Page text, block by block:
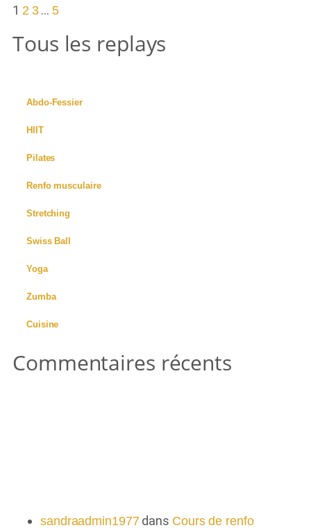
1 2 3 … 5
Tous les replays
Abdo-Fessier
HIIT
Pilates
Renfo musculaire
Stretching
Swiss Ball
Yoga
Zumba
Cuisine
Commentaires récents
sandraadmin1977dans Cours de renfo